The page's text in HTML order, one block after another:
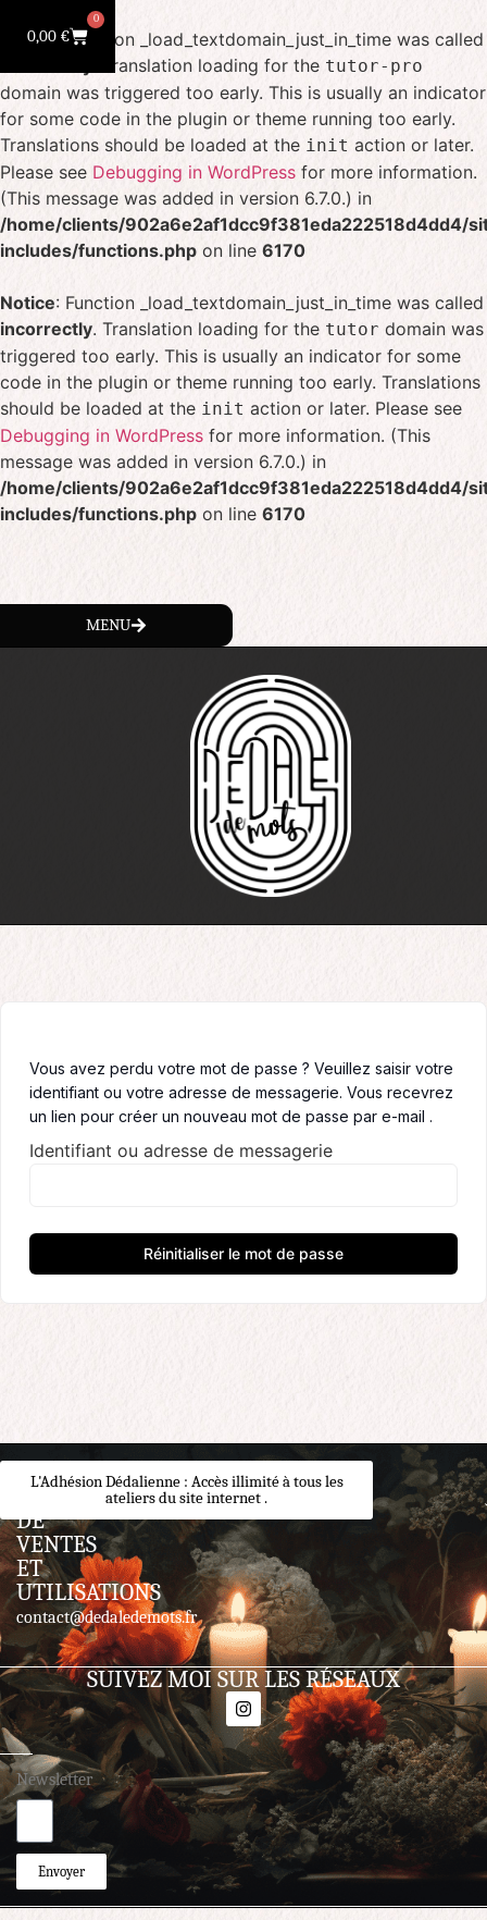
Notice: Function _load_textdomain_just_in_time was called
. Translation loading for the tutor-pro
domain was triggered too early. This is usually an indicator
for some code in the plugin or theme running too early.
Translations should be loaded at the init action or later.
Please see Debugging in WordPress for more information.
(This message was added in version 6.7.0.) in
/home/clients/902a6e2af1dcc9f381eda222518d4dd4/
includes/functions.php on line 6170
Notice: Function _load_textdomain_just_in_time was called
incorrectly. Translation loading for the tutor domain was
triggered too early. This is usually an indicator for some
code in the plugin or theme running too early. Translations
should be loaded at the init action or later. Please see
Debugging in WordPress for more information. (This
message was added in version 6.7.0.) in
/home/clients/902a6e2af1dcc9f381eda222518d4dd4/
includes/functions.php on line 6170
MENU
0,00 €
0
Vous avez perdu votre mot de passe ? Veuillez saisir votre
identifiant ou votre adresse de messagerie. Vous recevrez
un lien pour créer un nouveau mot de passe par e-mail .
Identifiant ou adresse de messagerie
Réinitialiser le mot de passe
CONDITIONS
GÉNÉRALES
DE
VENTES
ET
UTILISATIONS
contact@dedaledemots.fr
Newsletter
Envoyer
L'Adhésion Dédalienne : Accès illimité à tous les
ateliers du site internet .
SUIVEZ MOI SUR LES RÉSEAUX